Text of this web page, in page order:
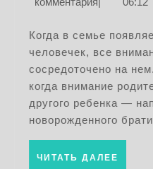
Когда в семье появляется маленький
человечек, все
сосредоточено на
когда внимание
другого ребенка —
новорожденного
ЧИТАТЬ ДАЛЕЕ